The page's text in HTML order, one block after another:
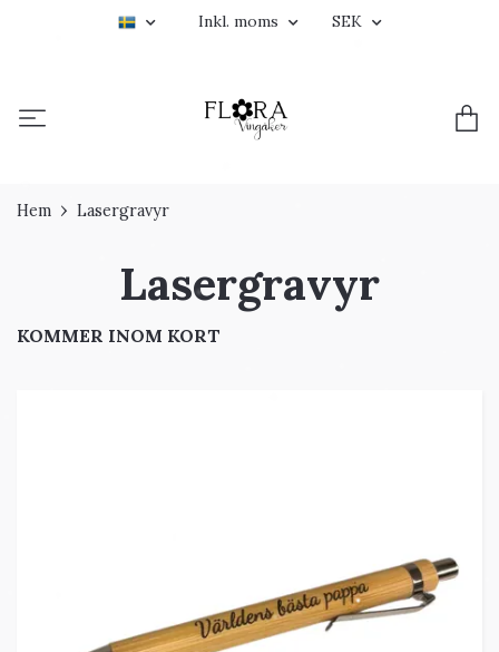
Inkl. moms SEK
Hem Lasergravyr
Lasergravyr
KOMMER INOM KORT